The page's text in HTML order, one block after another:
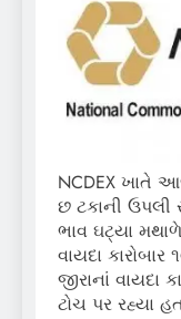
NCDEX ખાતે
છ ટકાની ઉપલી
ભાવ ઘટ્યા
વાયદા
જીરાનાં વાયદા
ટોચ પર રહ્યા